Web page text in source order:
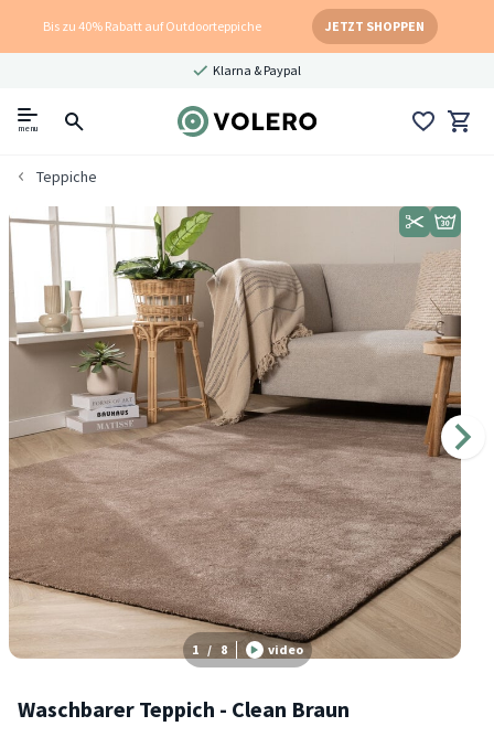
Bis zu 40% Rabatt auf Outdoorteppiche JETZT SHOPPEN
Klarna & Paypal
menu
Teppiche
1 / 8 video
Waschbarer Teppich - Clean Braun